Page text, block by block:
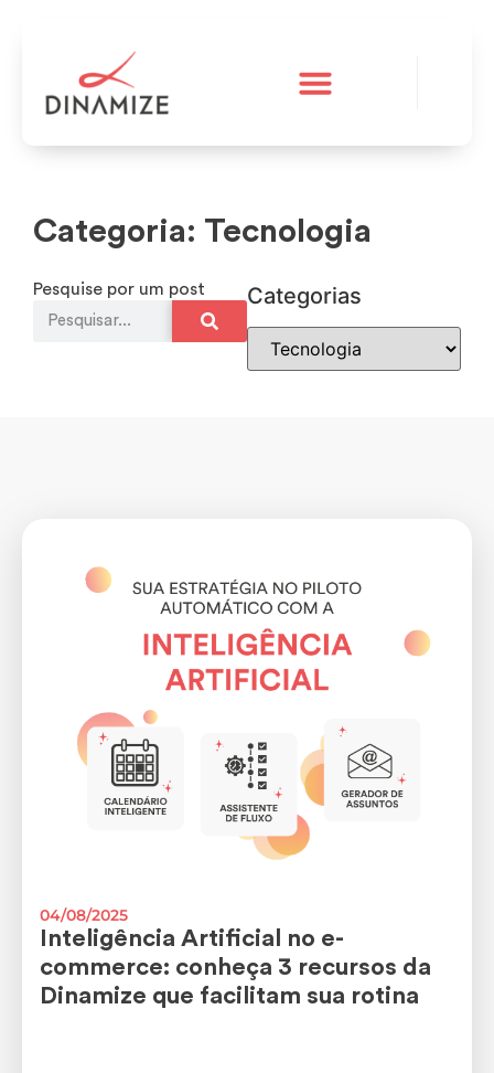
Categoria: Tecnologia
Pesquise por um post Categorias
04/08/2025
Inteligência Artificial no e-
commerce: conheça 3 recursos da
Dinamize que facilitam sua rotina